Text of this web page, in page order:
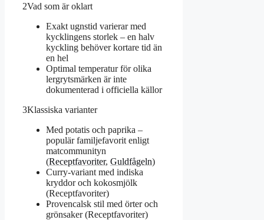
2Vad som är oklart
Exakt ugnstid varierar med
kycklingens storlek – en halv
kyckling behöver kortare tid än
en hel
Optimal temperatur för olika
lergrytsmärken är inte
dokumenterad i officiella källor
3Klassiska varianter
Med potatis och paprika –
populär familjefavorit enligt
matcommunityn
(Receptfavoriter, Guldfågeln)
Curry-variant med indiska
kryddor och kokosmjölk
(Receptfavoriter)
Provencalsk stil med örter och
grönsaker (Receptfavoriter)